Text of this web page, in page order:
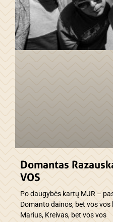
Domantas
VOS
Po daugybės kartų MJR –
Domanto dainos, bet vos
Marius, Kreivas, bet vos vos